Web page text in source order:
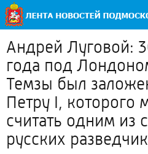
Андрей Луговой:
года под
Темзы был
Петру I, которого
считать одним
русских